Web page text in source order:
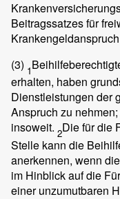
Beitragssatzes für
(3) 1
erhalten, haben
Dienstleistungen der
Anspruch zu
insoweit. 2Die für die
Stelle kann die
anerkennen, wenn
im Hinblick auf die
einer unzumutbaren